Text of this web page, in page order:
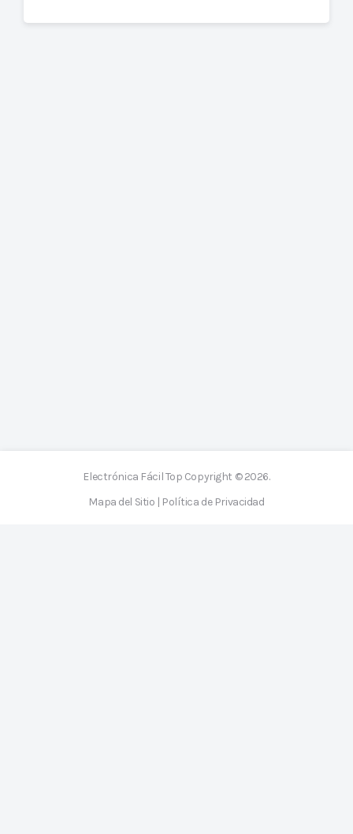
Electrónica Fácil Top Copyright © 2026.
Mapa del Sitio | Política de Privacidad